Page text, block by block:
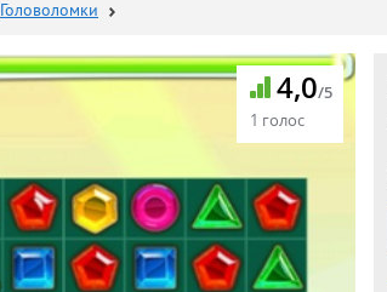
Головоломки
4,0/5
1 голос